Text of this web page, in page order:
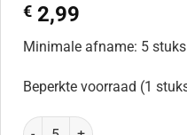
€ 2,99
Minimale afname: 5 stuks
Beperkte voorraad (1
Rejoice! The King Is Coming